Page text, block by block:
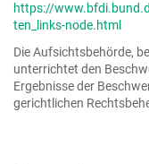
https://
ten_links-node.html
Die Aufsichtsbehörde,
unterrichtet den
Ergebnisse der
gerichtlichen